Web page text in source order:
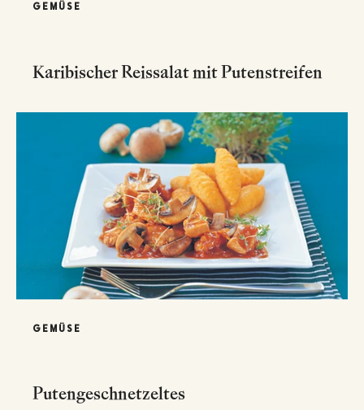
GEMÜSE
Karibischer Reissalat mit Putenstreifen
GEMÜSE
Putengeschnetzeltes